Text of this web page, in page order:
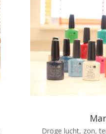
Droge lucht, zon,